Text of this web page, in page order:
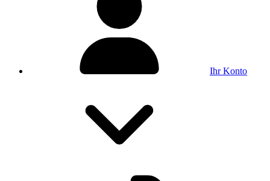
Ihr Konto